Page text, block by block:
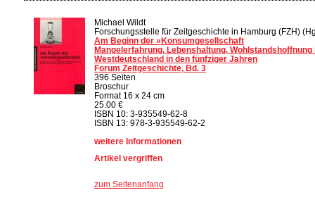
Michael Wildt
Forschungsstelle für Zeitgeschichte in Hamburg (FZH)
Am Beginn der »Konsumgesellschaft
Mangelerfahrung, Lebenshaltung, Wohlstandshoffnung
Westdeutschland in den fünfziger Jahren
Forum Zeitgeschichte, Bd. 3
396 Seiten
Broschur
Format 16 x 24 cm
25.00 €
ISBN 10: 3-935549-62-8
ISBN 13: 978-3-935549-62-2
weitere Informationen
Artikel vergriffen
zum Seitenanfang